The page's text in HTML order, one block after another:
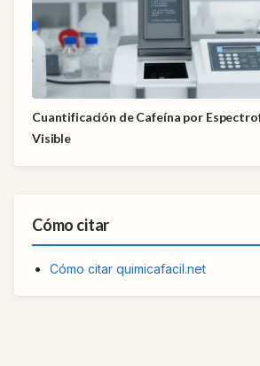
Cuantificación de Cafeína por
Visible
Cómo citar
Cómo citar quimicafacil.net